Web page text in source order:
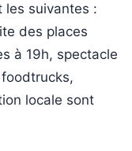
les suivantes :
des places
à 19h, spectacle
locale sont